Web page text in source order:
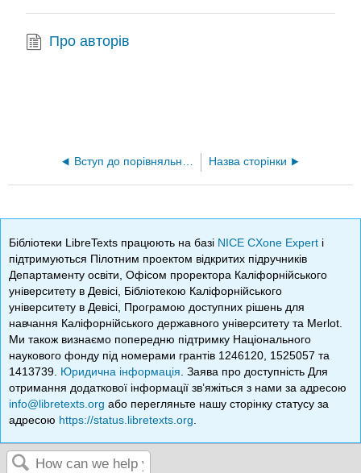
Про авторів
Вступ до порівняльного уряду та політики (Bozonelos et al.) Назва сторінки
Бібліотеки LibreTexts працюють на базі NICE CXone Expert і
підтримуються Пілотним проектом відкритих підручників
Департаменту освіти, Офісом проректора Каліфорнійського
університету в Девісі, Бібліотекою Каліфорнійського
університету в Девісі, Програмою доступних рішень для
навчання Каліфорнійського державного університету та Merlot.
Ми також визнаємо попередню підтримку Національного
наукового фонду під номерами грантів 1246120, 1525057 та
1413739. Юридична інформація . Заява про доступність Для
отримання додаткової інформації зв’яжіться з нами за адресою
info@libretexts.org або перегляньте нашу сторінку статусу за
адресою https://status.libretexts.org